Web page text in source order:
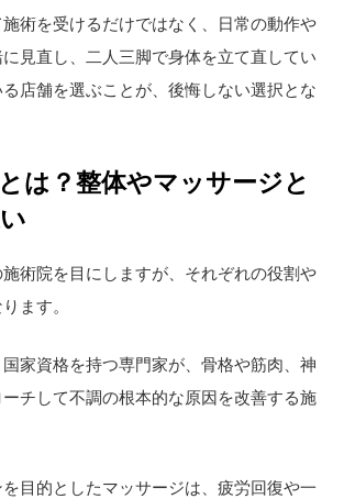
術を受けるだけではなく、日常の動作や
見直し、二人三脚で身体を立て直してい
る店舗を選ぶことが、後悔しない選択とな
は？整体やマッサージと
術院を目にしますが、それぞれの役割や
ます。
家資格を持つ専門家が、骨格や筋肉、神
チして不調の根本的な原因を改善する施
目的としたマッサージは、疲労回復や一